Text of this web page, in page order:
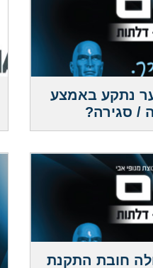
נתקע באמצע
/ סגירה?
בשנת 2006 חלה חובת התקנת